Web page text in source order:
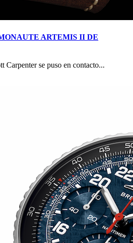
CERAMICS 2026 de RICHARD
ARTEMIS II DE
Carpenter se puso en contacto...